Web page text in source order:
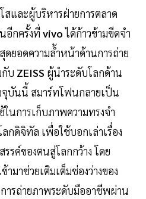
สและผู้บริหารฝ่ายการตลาด
อีกครั้งที่ vivoได้ก้าวข้ามขีดจำ
ยอดความล้ำหน้าด้านการถ่าย
บ ZEISS ผู้นำระดับโลกด้าน
บันนี้ สมาร์ทโฟนกลายเป็น
ในการเก็บภาพความทรงจำ
กดิจิทัล เพื่อใช้บอกเล่าเรื่อง
รค์ของตนสู่โลกกว้าง โดย
ข้ามาช่วยเติมเต็มช่องว่างของ
ารถ่ายภาพระดับมืออาชีพผ่าน